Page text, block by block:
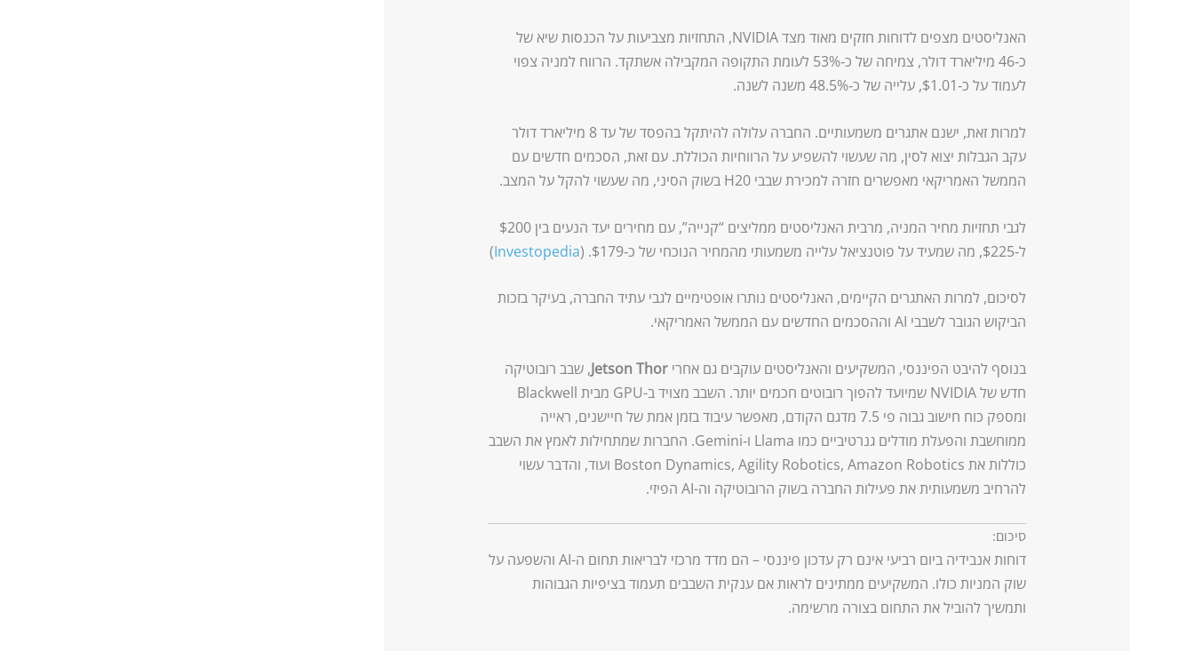
האנליסטים מצפים לדוחות חזקים מאוד מצד NVIDIA, התחזיות מצביעות על הכנסות שיא של
כ‑46 מיליארד דולר, צמיחה של כ‑53% לעומת התקופה המקבילה אשתקד. הרווח למניה צפוי
לעמוד על כ‑$1.01, עלייה של כ‑48.5% משנה לשנה.
למרות זאת, ישנם אתגרים משמעותיים. החברה עלולה להיתקל בהפסד של עד 8 מיליארד דולר
עקב הגבלות יצוא לסין, מה שעשוי להשפיע על הרווחיות הכוללת. עם זאת, הסכמים חדשים עם
הממשל האמריקאי מאפשרים חזרה למכירת שבבי H20 בשוק הסיני, מה שעשוי להקל על המצב.
לגבי תחזיות מחיר המניה, מרבית האנליסטים ממליצים “קנייה”, עם מחירים יעד הנעים בין $200
ל‑$225, מה שמעיד על פוטנציאל עלייה משמעותי מהמחיר הנוכחי של כ‑$179. (
Investopedia
)
לסיכום, למרות האתגרים הקיימים, האנליסטים נותרו אופטימיים לגבי עתיד החברה, בעיקר בזכות
הביקוש הגובר לשבבי AI וההסכמים החדשים עם הממשל האמריקאי.
בנוסף להיבט הפיננסי, המשקיעים והאנליסטים עוקבים גם אחרי Jetson Thor, שבב רובוטיקה
חדש של NVIDIA שמיועד להפוך רובוטים חכמים יותר. השבב מצויד ב-GPU מבית Blackwell
ומספק כוח חישוב גבוה פי 7.5 מדגם הקודם, מאפשר עיבוד בזמן אמת של חיישנים, ראייה
ממוחשבת והפעלת מודלים גנרטיביים כמו Llama ו‑Gemini. החברות שמתחילות לאמץ את השבב
כוללות את Boston Dynamics, Agility Robotics, Amazon Robotics ועוד, והדבר עשוי
להרחיב משמעותית את פעילות החברה בשוק הרובוטיקה וה-AI הפיזי.
סיכום:
דוחות אנבידיה ביום רביעי אינם רק עדכון פיננסי – הם מדד מרכזי לבריאות תחום ה-AI והשפעה על
שוק המניות כולו. המשקיעים ממתינים לראות אם ענקית השבבים תעמוד בציפיות הגבוהות
ותמשיך להוביל את התחום בצורה מרשימה.